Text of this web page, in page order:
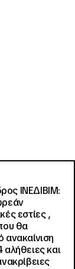
ΙΝΕΔΙΒΙΜ:
εστίες ,
θα
ανακαίνιση
αλήθειες και